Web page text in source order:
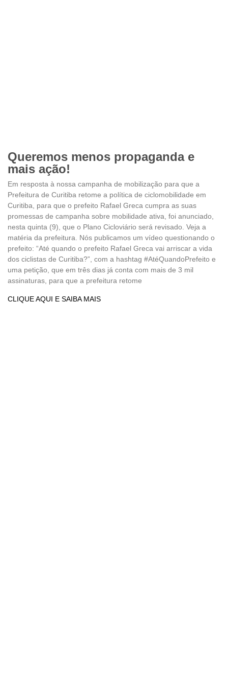
Queremos menos propaganda e
mais ação!
Em resposta à nossa campanha de mobilização para que a
Prefeitura de Curitiba retome a política de ciclomobilidade em
Curitiba, para que o prefeito Rafael Greca cumpra as suas
promessas de campanha sobre mobilidade ativa, foi anunciado,
nesta quinta (9), que o Plano Cicloviário será revisado. Veja a
matéria da prefeitura. Nós publicamos um vídeo questionando o
prefeito: “Até quando o prefeito Rafael Greca vai arriscar a vida
dos ciclistas de Curitiba?”, com a hashtag #AtéQuandoPrefeito e
uma petição, que em três dias já conta com mais de 3 mil
assinaturas, para que a prefeitura retome
CLIQUE AQUI E SAIBA MAIS